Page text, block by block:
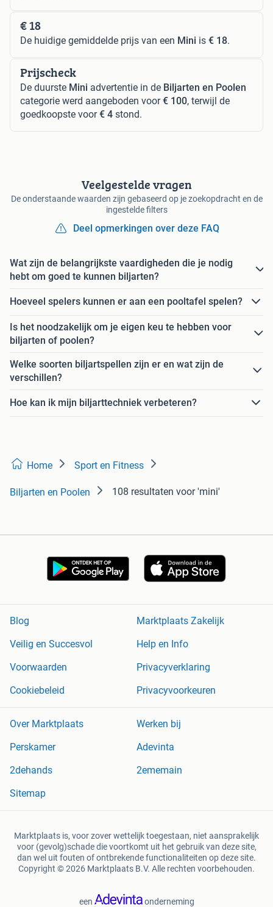
€ 18
De huidige gemiddelde prijs van een Mini is € 18.
Prijscheck
De duurste Mini advertentie in de Biljarten en Poolen
categorie werd aangeboden voor€ 100, terwijl de
goedkoopste voor€ 4 stond.
Veelgestelde vragen
De onderstaande waarden zijn gebaseerd op je zoekopdracht en de
ingestelde filters
Deel opmerkingen over deze FAQ
Wat zijn de belangrijkste vaardigheden die je nodig
hebt om goed te kunnen biljarten?
Hoeveel spelers kunnen er aan een pooltafel spelen?
Is het noodzakelijk om je eigen keu te hebben voor
biljarten of poolen?
Welke soorten biljartspellen zijn er en wat zijn de
verschillen?
Hoe kan ik mijn biljarttechniek verbeteren?
Home Sport en Fitness
Biljarten en Poolen 108 resultaten voor 'mini'
Blog
Marktplaats Zakelijk
Veilig en Succesvol
Help en Info
Voorwaarden
Privacyverklaring
Cookiebeleid
Privacyvoorkeuren
Over Marktplaats
Werken bij
Perskamer
Adevinta
2dehands
2ememain
Sitemap
Marktplaats is, voor zover wettelijk toegestaan, niet aansprakelijk
voor (gevolg)schade die voortkomt uit het gebruik van deze site,
dan wel uit fouten of ontbrekende functionaliteiten op deze site.
Copyright © 2026 Marktplaats B.V. Alle rechten voorbehouden.
een onderneming